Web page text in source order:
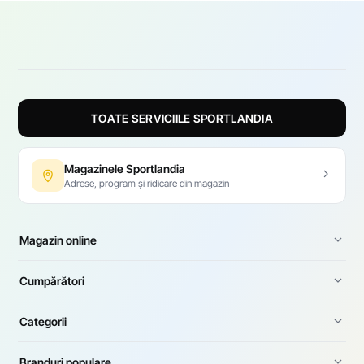
TOATE SERVICIILE SPORTLANDIA
Magazinele Sportlandia
Adrese, program și ridicare din magazin
Magazin online
Cumpărători
Categorii